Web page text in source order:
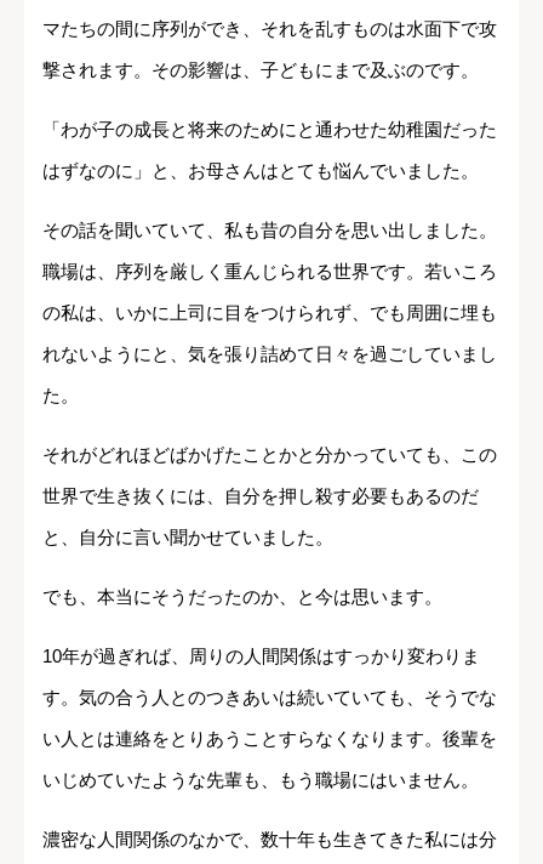
マたちの間に序列ができ、それを乱すものは水面下で攻
撃されます。その影響は、子どもにまで及ぶのです。
「わが子の成長と将来のためにと通わせた幼稚園だった
はずなのに」と、お母さんはとても悩んでいました。
その話を聞いていて、私も昔の自分を思い出しました。
職場は、序列を厳しく重んじられる世界です。若いころ
の私は、いかに上司に目をつけられず、でも周囲に埋も
れないようにと、気を張り詰めて日々を過ごしていまし
た。
それがどれほどばかげたことかと分かっていても、この
世界で生き抜くには、自分を押し殺す必要もあるのだ
と、自分に言い聞かせていました。
でも、本当にそうだったのか、と今は思います。
10年が過ぎれば、周りの人間関係はすっかり変わりま
す。気の合う人とのつきあいは続いていても、そうでな
い人とは連絡をとりあうことすらなくなります。後輩を
いじめていたような先輩も、もう職場にはいません。
濃密な人間関係のなかで、数十年も生きてきた私には分